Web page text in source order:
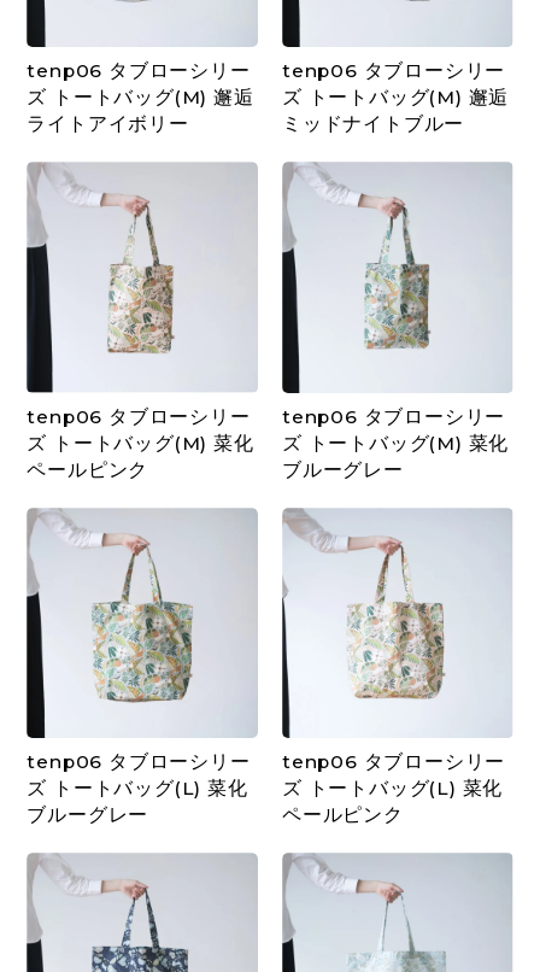
tenp06 タブローシリー
ズ トートバッグ(M) 邂逅
ライトアイボリー
tenp06 タブローシリー
ズ トートバッグ(M) 邂逅
ミッドナイトブルー
tenp06 タブローシリー
ズ トートバッグ(M) 菜化
ペールピンク
tenp06 タブローシリー
ズ トートバッグ(M) 菜化
ブルーグレー
tenp06 タブローシリー
ズ トートバッグ(L) 菜化
ブルーグレー
tenp06 タブローシリー
ズ トートバッグ(L) 菜化
ペールピンク